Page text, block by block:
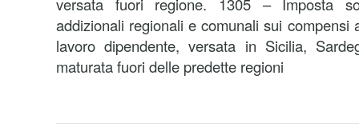
addizionali regionali e comunali sui compensi
lavoro dipendente, versata in Sicilia,
maturata fuori delle predette regioni